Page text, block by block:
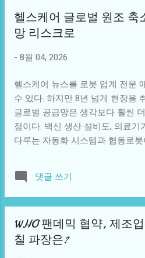
참, 어지러움, 두통, 빠른 심장박
습니다. 초기에는 증상이 거의 없
는 빈혈 자체보다 빈혈이 다른 심...
협약은 "글로벌 보건 환경에서 전
는 시기에" 체결되었습니다. 테드
건강을 위협하는 중대한 시점"이
것"이라고 밝혔습니다. 아프리카
보건·인도주의·사회개발 위원은
보건 주권을 위한 계획 수립으로
니다. 이는 단순한 수사가 아닙니
협력 분야를 명시했는데, 여기에
G20 회원국 지위가 협약 시점과
치로 옮겨가고 있음을 보여줍니
제로로 같은 주에 발표된 또 다
를 담고 있습니다. 동티모르가
증을 받았습니다. 2002년 독립 직
헬스케어 글로벌 원조 축
망 리스크로
- 8월 04, 2026
헬스케어 뉴스를 로봇 업계 전문
수 있다. 하지만 8년 넘게 현장을
글로벌 공급망은 생각보다 훨씬
점이다. 백신 생산 설비도, 의료
다루는 자동화 시스템과 협동로봇
보험 정책 변화는 표면적으로는
만 자세히 들여다보면 제조업, 특
분야에 상당한 파장을 예고하는
세프(Unicef), 백신동맹(Gavi), 세
부 원조를 재개했다. 영양실조와
댓글 쓰기
WHO 팬데믹 협약, 제조
칠 파장은?